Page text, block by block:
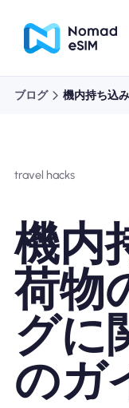
eSIMについて
Nomad eSIMを
ブログ 機内持ち込
travel hacks
機内
荷物
グに
のガ